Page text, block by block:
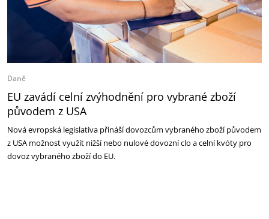
Daně
EU zavádí celní zvýhodnění pro vybrané zboží
původem z USA
Nová evropská legislativa přináší dovozcům vybraného zboží původem
z USA možnost využít nižší nebo nulové dovozní clo a celní kvóty pro
dovoz vybraného zboží do EU.